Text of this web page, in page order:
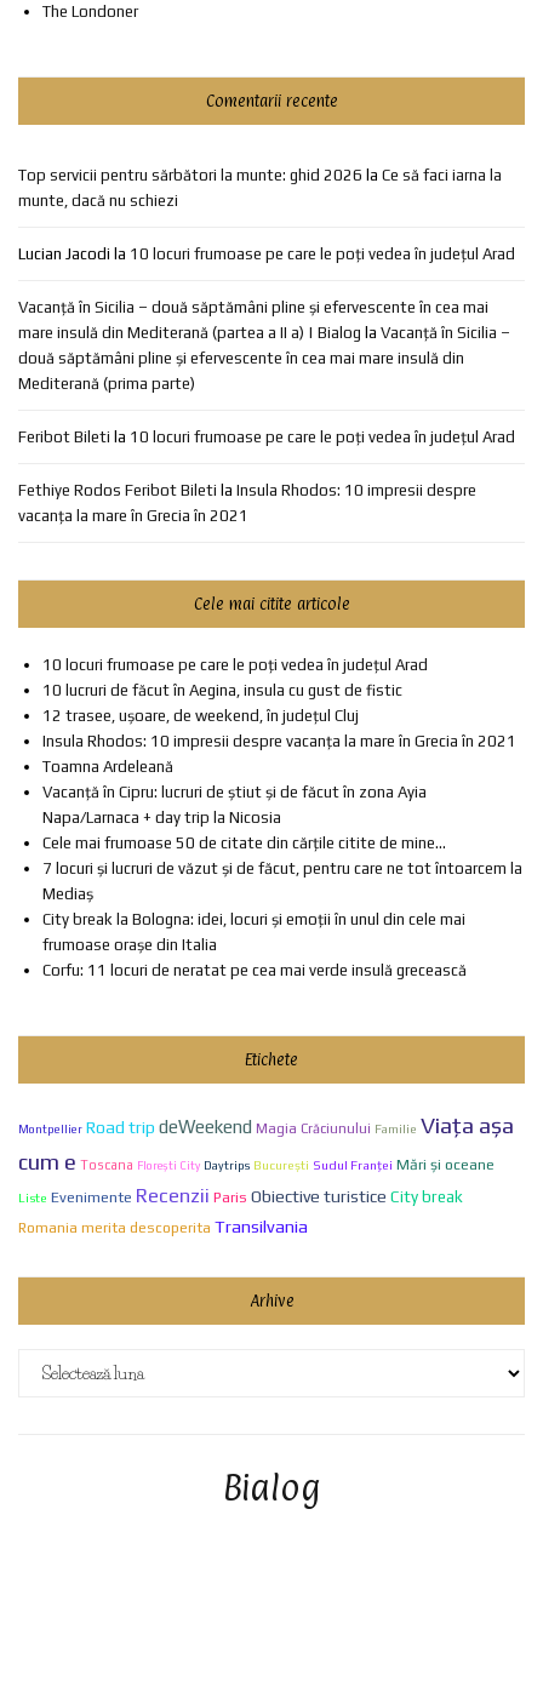
The Londoner
Comentarii recente
Top servicii pentru sărbători la munte: ghid 2026 la Ce să faci iarna la
munte, dacă nu schiezi
Lucian Jacodi la 10 locuri frumoase pe care le poți vedea în județul Arad
Vacanță în Sicilia – două săptămâni pline și efervescente în cea mai
mare insulă din Mediterană (partea a II a) | Bialog la Vacanță în Sicilia –
două săptămâni pline și efervescente în cea mai mare insulă din
Mediterană (prima parte)
Feribot Bileti la 10 locuri frumoase pe care le poți vedea în județul Arad
Fethiye Rodos Feribot Bileti la Insula Rhodos: 10 impresii despre
vacanța la mare în Grecia în 2021
Cele mai citite articole
10 locuri frumoase pe care le poți vedea în județul Arad
10 lucruri de făcut în Aegina, insula cu gust de fistic
12 trasee, ușoare, de weekend, în județul Cluj
Insula Rhodos: 10 impresii despre vacanța la mare în Grecia în 2021
Toamna Ardeleană
Vacanță în Cipru: lucruri de știut și de făcut în zona Ayia
Napa/Larnaca + day trip la Nicosia
Cele mai frumoase 50 de citate din cărțile citite de mine...
7 locuri și lucruri de văzut și de făcut, pentru care ne tot întoarcem la
Mediaș
City break la Bologna: idei, locuri și emoții în unul din cele mai
frumoase orașe din Italia
Corfu: 11 locuri de neratat pe cea mai verde insulă grecească
Etichete
Montpellier Road trip deWeekend Magia Crăciunului Familie Viaţa aşa
cum e Toscana Florești City Daytrips Bucureşti Sudul Franței Mări și oceane
Liste Evenimente Recenzii Paris Obiective turistice City break
Romania merita descoperita Transilvania
Arhive
Bialog